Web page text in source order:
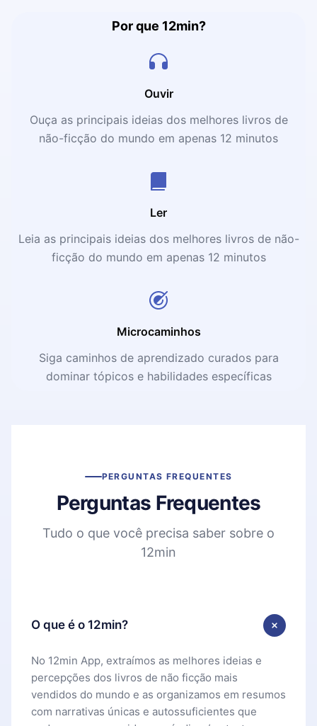
Por que 12min?
Ouvir
Ouça as principais ideias dos melhores livros de
não-ficção do mundo em apenas 12 minutos
Ler
Leia as principais ideias dos melhores livros de não-
ficção do mundo em apenas 12 minutos
Microcaminhos
Siga caminhos de aprendizado curados para
dominar tópicos e habilidades específicas
PERGUNTAS FREQUENTES
Perguntas Frequentes
Tudo o que você precisa saber sobre o
12min
O que é o 12min?
No 12min App, extraímos as melhores ideias e
percepções dos livros de não ficção mais
vendidos do mundo e as organizamos em resumos
com narrativas únicas e autossuficientes que